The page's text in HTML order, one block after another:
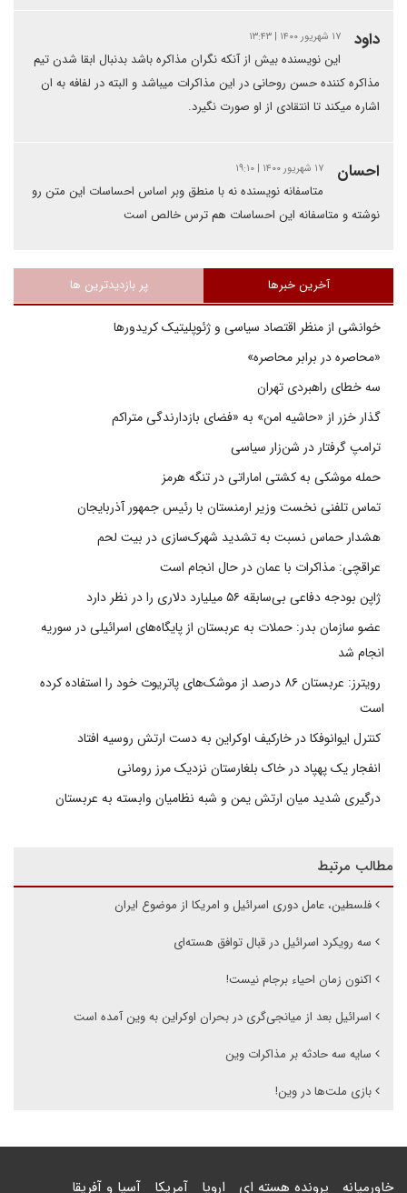
داود ۱۷ شهریور ۱۴۰۰ | ۱۳:۴۳
این نویسنده بیش از آنکه نگران مذاکره باشد بدنبال ابقا شدن تیم
مذاکره کننده حسن روحانی در این مذاکرات میباشد و البته در لفافه به ان
اشاره میکند تا انتقادی از او صورت نگیرد.
احسان ۱۷ شهریور ۱۴۰۰ | ۱۹:۱۰
متاسفانه نویسنده نه با منطق وبر اساس احساسات این متن رو
نوشته و متاسفانه این احساسات هم ترس خالص است
آخرین خبرها پر بازدیدترین ها
خوانشی از منظر اقتصاد سیاسی و ژئوپلیتیک کریدورها
«محاصره در برابر محاصره»
سه خطای راهبردی تهران
گذار خزر از «حاشیه امن» به «فضای بازدارندگی متراکم
ترامپ گرفتار در شن‌زار سیاسی
حمله موشکی به کشتی اماراتی در تنگه هرمز
تماس تلفنی نخست وزیر ارمنستان با رئیس جمهور آذربایجان
هشدار حماس نسبت به تشدید شهرک‌سازی در بیت‌ لحم
عراقچی: مذاکرات با عمان در حال انجام است
ژاپن بودجه دفاعی بی‌سابقه ۵۶ میلیارد دلاری را در نظر دارد
عضو سازمان بدر: حملات به عربستان از پایگاه‌های اسرائیلی در سوریه
انجام شد
رویترز: عربستان ۸۶ درصد از موشک‌های پاتریوت خود را استفاده کرده
است
کنترل ایوانوفکا در خارکیف اوکراین به دست ارتش روسیه افتاد
انفجار یک پهپاد در خاک بلغارستان نزدیک مرز رومانی
درگیری شدید میان ارتش یمن و شبه نظامیان وابسته به عربستان
مطالب مرتبط
فلسطین، عامل دوری اسرائیل و امریکا از موضوع ایران
سه رویکرد اسرائیل در قبال توافق هسته‌ای
اکنون زمان احیاء برجام نیست!
اسرائیل بعد از میانجی‌گری در بحران اوکراین به وین آمده است
سایه سه حادثه بر مذاکرات وین
بازی ملت‌ها در وین!
خاورمیانه پرونده هسته ای اروپا آمریکا آسیا و آفریقا